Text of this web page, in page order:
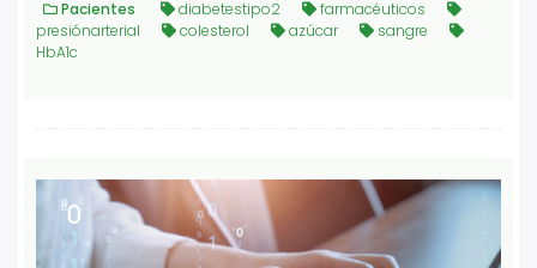
Pacientes diabetestipo2
farmacéuticos
presiónarterial
colesterol azúcar
sangre
HbA1c